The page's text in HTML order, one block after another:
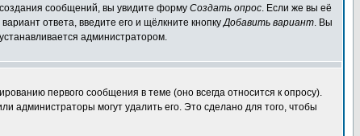
сообщений, вы увидите форму Создать опрос. Если же вы её
ответа, введите его и щёлкните кнопкуДобавить вариант. Вы
администратором.
первого сообщения в теме (оно всегда относится к опросу).
администраторы могут удалить его. Это сделано для того, чтобы